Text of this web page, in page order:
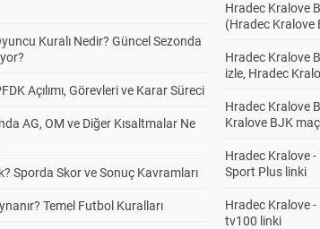
Kuralı Nedir? Güncel Sezonda
Açılımı, Görevleri ve Karar Süreci
AG, OM ve Diğer Kısaltmalar Ne
Sporda Skor ve Sonuç Kavramları
Temel Futbol Kuralları
Hradec Kralove
(Hradec Kralove
Hradec Kralove
izle, Hradec
Hradec Kralove
Kralove BJK
Hradec Kralove -
Sport Plus linki
Hradec Kralove -
tv100 linki